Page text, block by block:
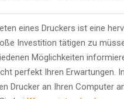
eines Druckers ist eine
Investition tätigen zu
Möglichkeiten
perfekt Ihren Erwartungen.
Drucker an Ihren Computer